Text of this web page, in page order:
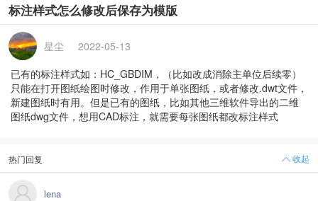
标注样式怎么修改后保存为模版
星尘
2022-05-13
已有的标注样式如：HC_GBDIM，（比如改成消除主单位后续零）
只能在打开图纸绘图时修改，作用于单张图纸，或者修改.dwt文件，
新建图纸时有用。但是已有的图纸，比如其他三维软件导出的二维
图纸dwg文件，想用CAD标注，就需要每张图纸都改标注样式
热门回复 收起
lena